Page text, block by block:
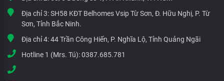
Địa chỉ 3:SH58 KĐT Belhomes Vsip Từ Sơn, Đ. Hữu Nghị, P. Từ
Sơn, Tỉnh Bắc Ninh.
Địa chỉ 4:44 Trần Công Hiến, P. Nghĩa Lộ, Tỉnh Quảng Ngãi
Hotline 1 (Mrs. Tú):0387.685.781